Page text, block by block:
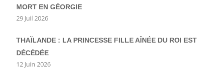
MORT EN GÉORGIE
29 Juil 2026
THAÏLANDE : LA PRINCESSE FILLE AÎNÉE DU ROI EST
DÉCÉDÉE
12 Juin 2026